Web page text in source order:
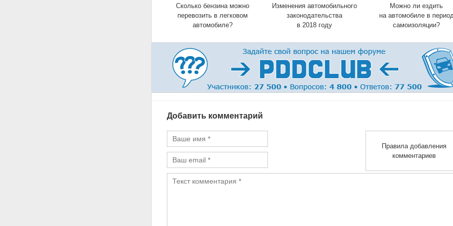
Сколько бензина можно
перевозить в легковом
автомобиле?
Изменения автомобильного
законодательства
в 2018 году
Можно ли ездить
на автомобиле в
самоизоляции?
Добавить комментарий
Правила добавления
комментариев